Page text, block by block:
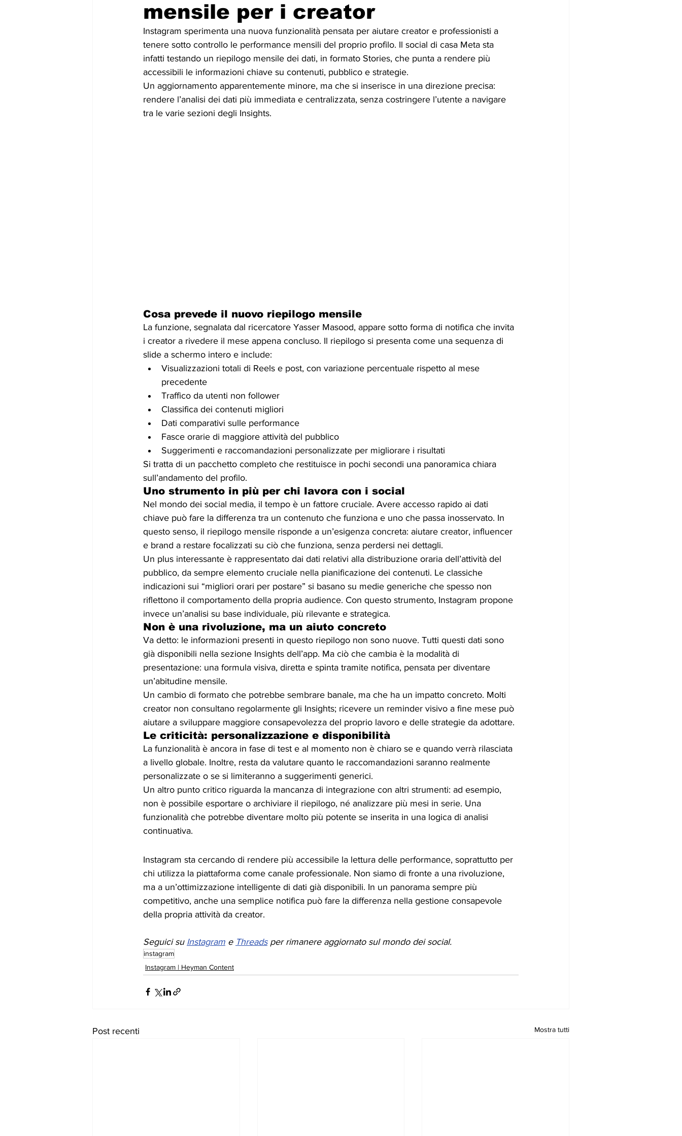
mensile per i creator
Instagram sperimenta una nuova funzionalità pensata per aiutare creator e professionisti a
tenere sotto controllo le performance mensili del proprio profilo. Il social di casa Meta sta
infatti testando un riepilogo mensile dei dati, in formato Stories, che punta a rendere più
accessibili le informazioni chiave su contenuti, pubblico e strategie.
Un aggiornamento apparentemente minore, ma che si inserisce in una direzione precisa:
rendere l’analisi dei dati più immediata e centralizzata, senza costringere l’utente a navigare
tra le varie sezioni degli Insights.
Cosa prevede il nuovo riepilogo mensile
La funzione, segnalata dal ricercatore Yasser Masood, appare sotto forma di notifica che invita
i creator a rivedere il mese appena concluso. Il riepilogo si presenta come una sequenza di
slide a schermo intero e include:
Visualizzazioni totali di Reels e post, con variazione percentuale rispetto al mese
precedente
Traffico da utenti non follower
Classifica dei contenuti migliori
Dati comparativi sulle performance
Fasce orarie di maggiore attività del pubblico
Suggerimenti e raccomandazioni personalizzate per migliorare i risultati
Si tratta di un pacchetto completo che restituisce in pochi secondi una panoramica chiara
sull’andamento del profilo.
Uno strumento in più per chi lavora con i social
Nel mondo dei social media, il tempo è un fattore cruciale. Avere accesso rapido ai dati
chiave può fare la differenza tra un contenuto che funziona e uno che passa inosservato. In
questo senso, il riepilogo mensile risponde a un’esigenza concreta: aiutare creator, influencer
e brand a restare focalizzati su ciò che funziona, senza perdersi nei dettagli.
Un plus interessante è rappresentato dai dati relativi alla distribuzione oraria dell’attività del
pubblico, da sempre elemento cruciale nella pianificazione dei contenuti. Le classiche
indicazioni sui “migliori orari per postare” si basano su medie generiche che spesso non
riflettono il comportamento della propria audience. Con questo strumento, Instagram propone
invece un’analisi su base individuale, più rilevante e strategica.
Non è una rivoluzione, ma un aiuto concreto
Va detto: le informazioni presenti in questo riepilogo non sono nuove. Tutti questi dati sono
già disponibili nella sezione Insights dell’app. Ma ciò che cambia è la modalità di
presentazione: una formula visiva, diretta e spinta tramite notifica, pensata per diventare
un’abitudine mensile.
Un cambio di formato che potrebbe sembrare banale, ma che ha un impatto concreto. Molti
creator non consultano regolarmente gli Insights; ricevere un reminder visivo a fine mese può
aiutare a sviluppare maggiore consapevolezza del proprio lavoro e delle strategie da adottare.
Le criticità: personalizzazione e disponibilità
La funzionalità è ancora in fase di test e al momento non è chiaro se e quando verrà rilasciata
a livello globale. Inoltre, resta da valutare quanto le raccomandazioni saranno realmente
personalizzate o se si limiteranno a suggerimenti generici.
Un altro punto critico riguarda la mancanza di integrazione con altri strumenti: ad esempio,
non è possibile esportare o archiviare il riepilogo, né analizzare più mesi in serie. Una
funzionalità che potrebbe diventare molto più potente se inserita in una logica di analisi
continuativa.
Instagram sta cercando di rendere più accessibile la lettura delle performance, soprattutto per
chi utilizza la piattaforma come canale professionale. Non siamo di fronte a una rivoluzione,
ma a un’ottimizzazione intelligente di dati già disponibili. In un panorama sempre più
competitivo, anche una semplice notifica può fare la differenza nella gestione consapevole
della propria attività da creator.
Seguici su Instagram e Threads per rimanere aggiornato sul mondo dei social.
instagram
Instagram | Heyman Content
Post recenti Mostra tutti